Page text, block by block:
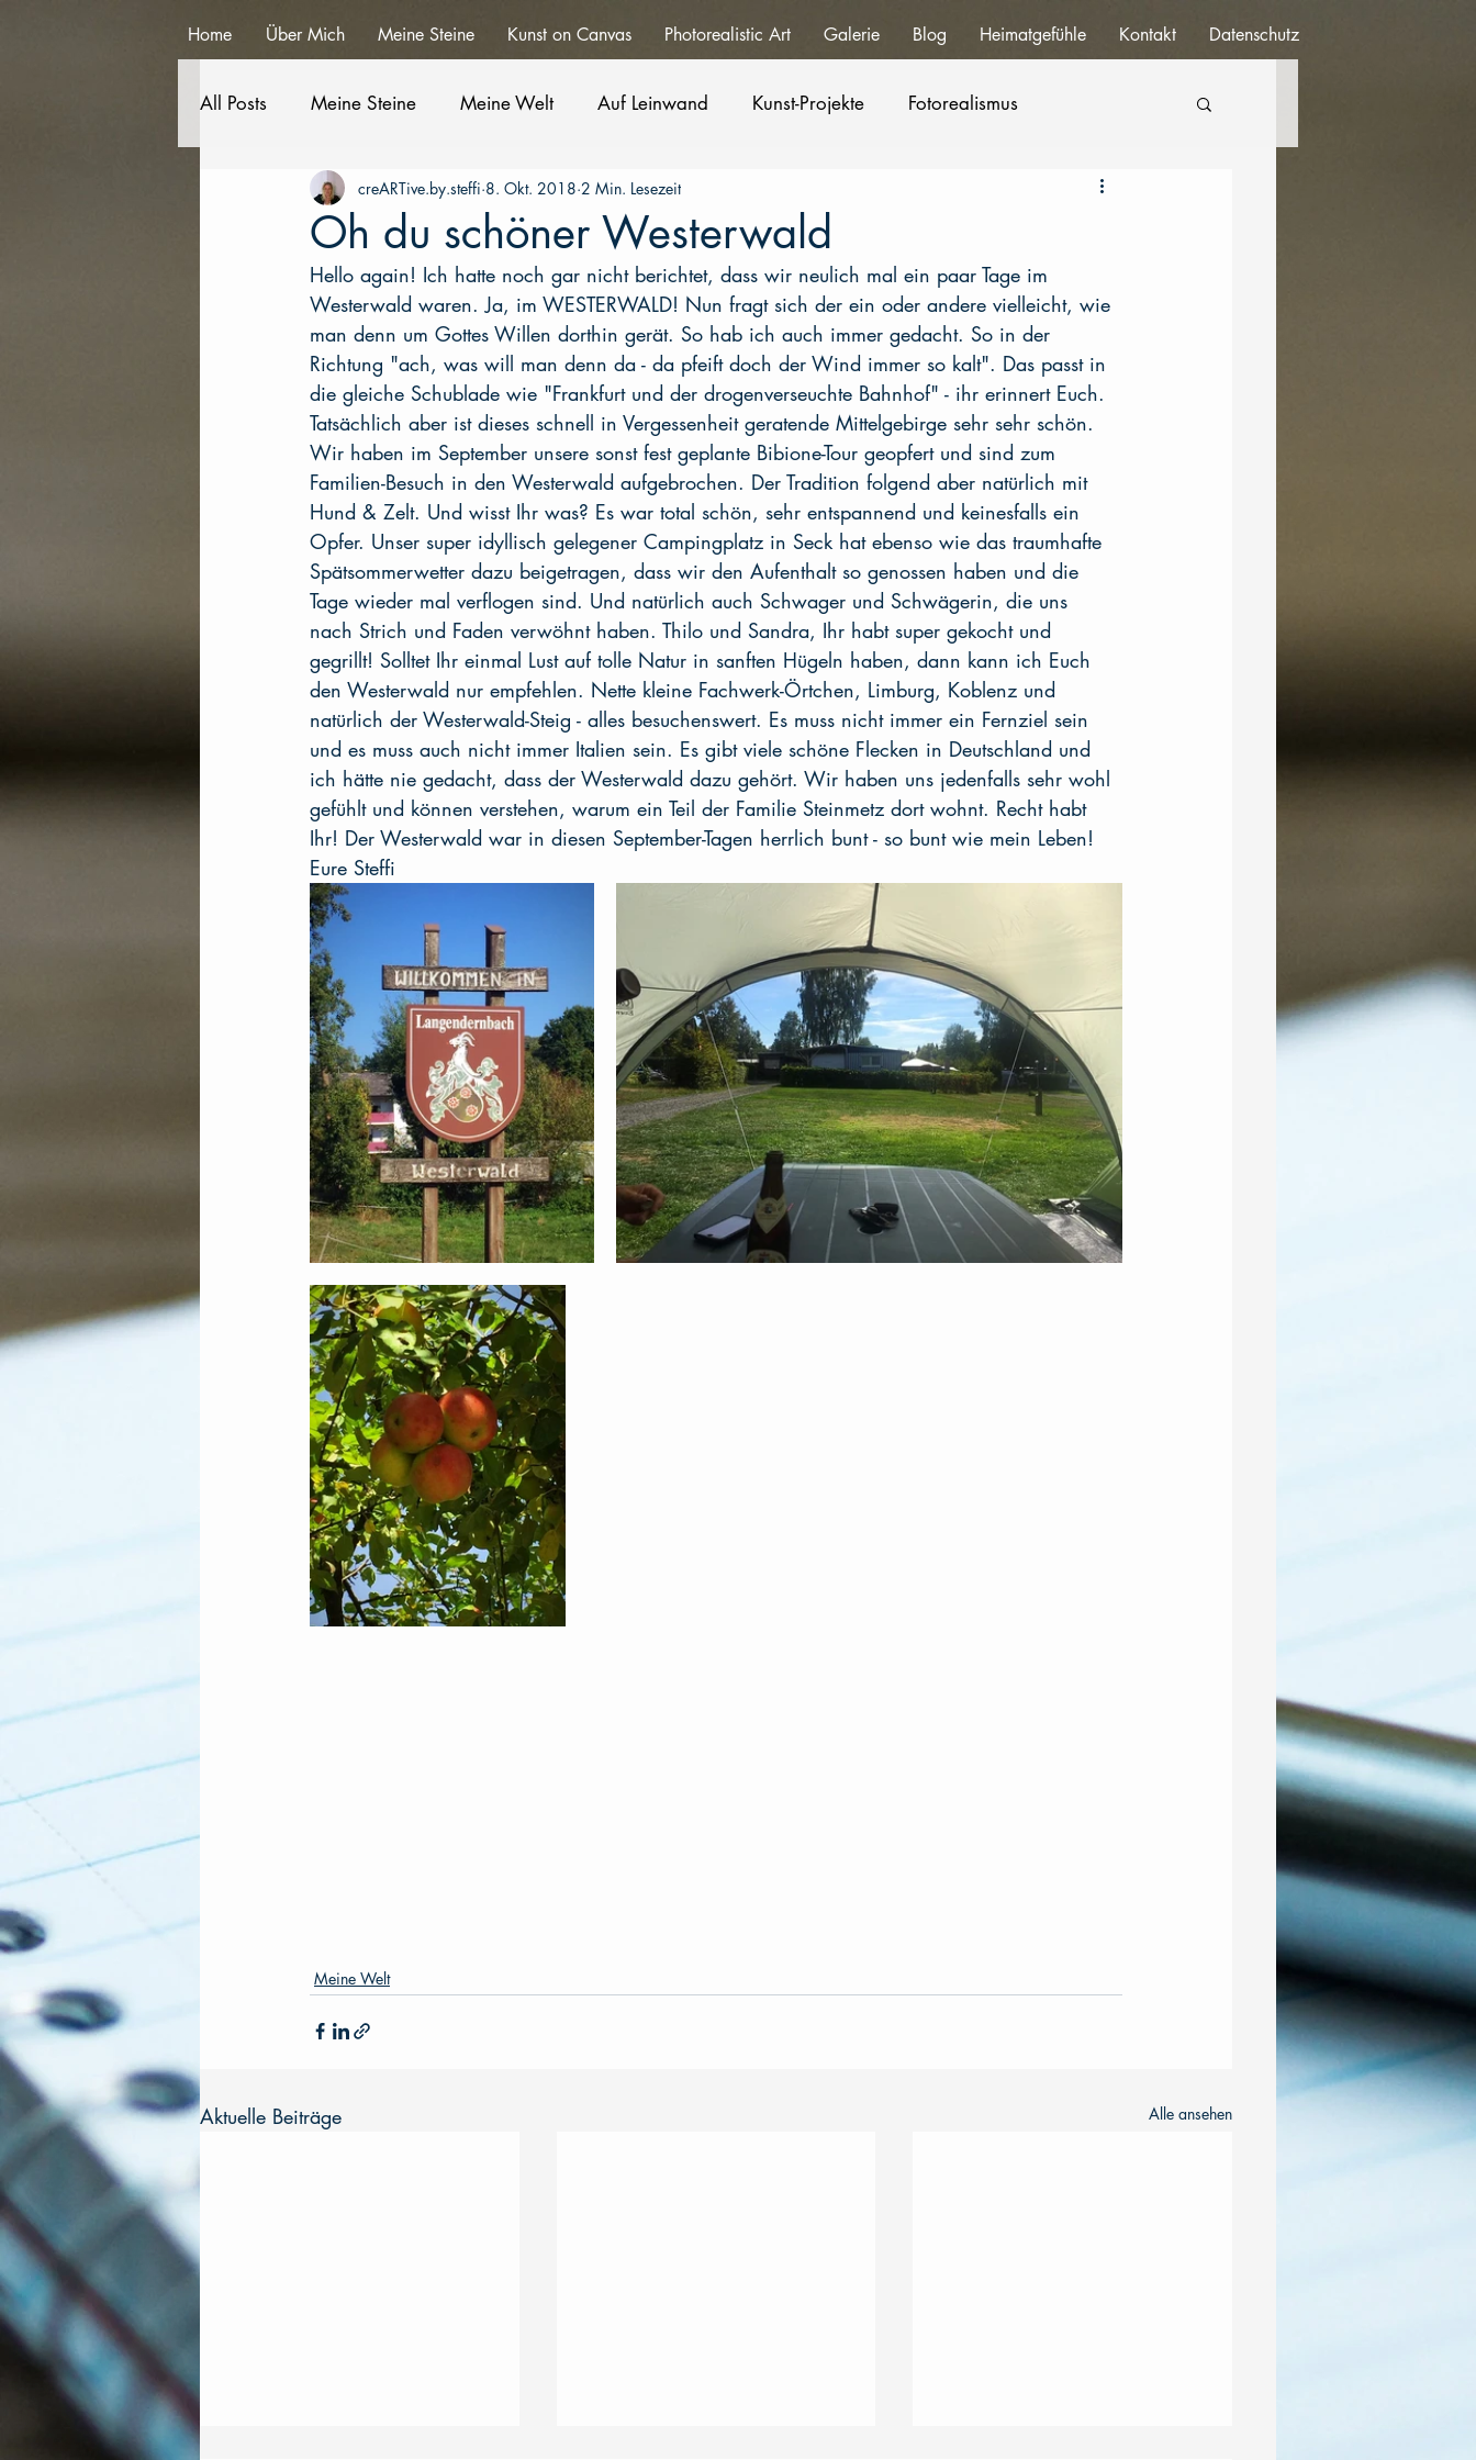
Home Über Mich Meine Steine Kunst on Canvas Photorealistic Art Galerie Blog Heimatgefühle Kontakt Datenschutz
All Posts Meine Steine Meine Welt Auf Leinwand Kunst-Projekte Fotorealismus
Oh du schöner Westerwald
creARTive.by.steffi 8. Okt. 2018 2 Min. Lesezeit
Hello again! Ich hatte noch gar nicht berichtet, dass wir neulich mal ein paar Tage im
Westerwald waren. Ja, im WESTERWALD! Nun fragt sich der ein oder andere vielleicht, wie
man denn um Gottes Willen dorthin gerät. So hab ich auch immer gedacht. So in der
Richtung "ach, was will man denn da - da pfeift doch der Wind immer so kalt". Das passt in
die gleiche Schublade wie "Frankfurt und der drogenverseuchte Bahnhof" - ihr erinnert Euch.
Tatsächlich aber ist dieses schnell in Vergessenheit geratende Mittelgebirge sehr sehr schön.
Wir haben im September unsere sonst fest geplante Bibione-Tour geopfert und sind zum
Familien-Besuch in den Westerwald aufgebrochen. Der Tradition folgend aber natürlich mit
Hund & Zelt. Und wisst Ihr was? Es war total schön, sehr entspannend und keinesfalls ein
Opfer. Unser super idyllisch gelegener Campingplatz in Seck hat ebenso wie das traumhafte
Spätsommerwetter dazu beigetragen, dass wir den Aufenthalt so genossen haben und die
Tage wieder mal verflogen sind. Und natürlich auch Schwager und Schwägerin, die uns
nach Strich und Faden verwöhnt haben. Thilo und Sandra, Ihr habt super gekocht und
gegrillt! Solltet Ihr einmal Lust auf tolle Natur in sanften Hügeln haben, dann kann ich Euch
den Westerwald nur empfehlen. Nette kleine Fachwerk-Örtchen, Limburg, Koblenz und
natürlich der Westerwald-Steig - alles besuchenswert. Es muss nicht immer ein Fernziel sein
und es muss auch nicht immer Italien sein. Es gibt viele schöne Flecken in Deutschland und
ich hätte nie gedacht, dass der Westerwald dazu gehört. Wir haben uns jedenfalls sehr wohl
gefühlt und können verstehen, warum ein Teil der Familie Steinmetz dort wohnt. Recht habt
Ihr! Der Westerwald war in diesen September-Tagen herrlich bunt - so bunt wie mein Leben!
Eure Steffi
Meine Welt
Aktuelle Beiträge Alle ansehen